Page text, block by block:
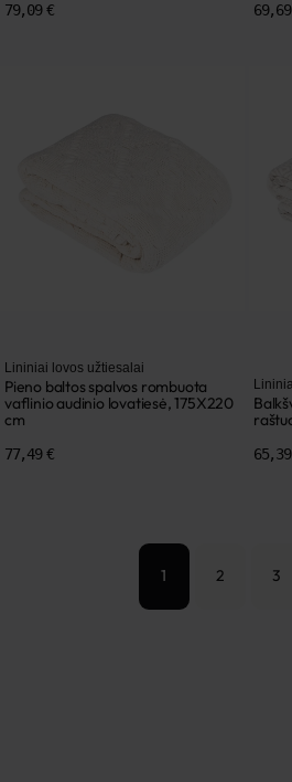
79,09 €
Lininiai lovos užtiesalai
Pieno baltos spalvos rombuota
vaflinio audinio lovatiesė, 175X220
cm
77,49 €
1 2 3